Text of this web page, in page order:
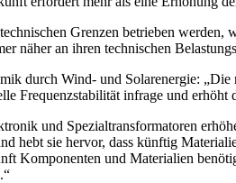
Grenzen betrieben
näher an ihren technischen
durch Wind- und Solarenergie:
Frequenzstabilität infrage und erhöht
und Spezialtransformatoren
hebt sie hervor, dass künftig
Komponenten und Materialien